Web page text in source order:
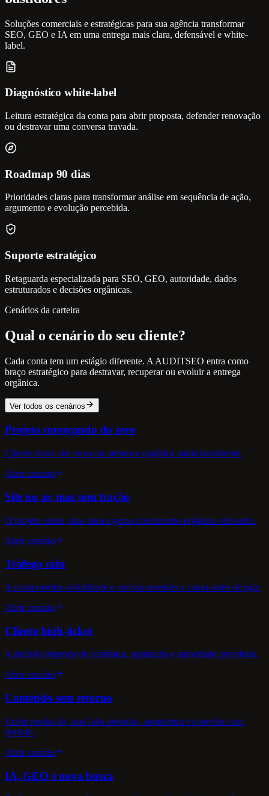
Soluções comerciais e estratégicas para sua agência transformar
SEO, GEO e IA em uma entrega mais clara, defensável e white-
label.
Diagnóstico white-label
Leitura estratégica da conta para abrir proposta, defender renovação
ou destravar uma conversa travada.
Roadmap 90 dias
Prioridades claras para transformar análise em sequência de ação,
argumento e evolução percebida.
Suporte estratégico
Retaguarda especializada para SEO, GEO, autoridade, dados
estruturados e decisões orgânicas.
Cenários da carteira
Qual o cenário do seu cliente?
Cada conta tem um estágio diferente. A AUDITSEO entra como
braço estratégico para destravar, recuperar ou evoluir a entrega
orgânica.
Ver todos os cenários
Projeto começando do zero
Cliente novo, site novo ou presença orgânica ainda inexistente.
Abrir cenário
Site no ar, mas sem tração
O projeto existe, mas nunca gerou crescimento orgânico relevante.
Abrir cenário
Tráfego caiu
A conta perdeu visibilidade e precisa entender a causa antes de agir.
Abrir cenário
Cliente high-ticket
A decisão depende de confiança, reputação e autoridade percebida.
Abrir cenário
Conteúdo sem retorno
Existe produção, mas falta intenção, arquitetura e conexão com
decisão.
Abrir cenário
IA, GEO e nova busca